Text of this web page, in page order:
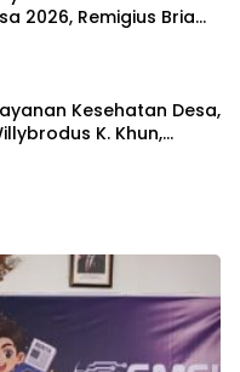
2026, Remigius Bria
dengan Libatkan
Kesehatan Desa,
K. Khun,
Kader Posyandu